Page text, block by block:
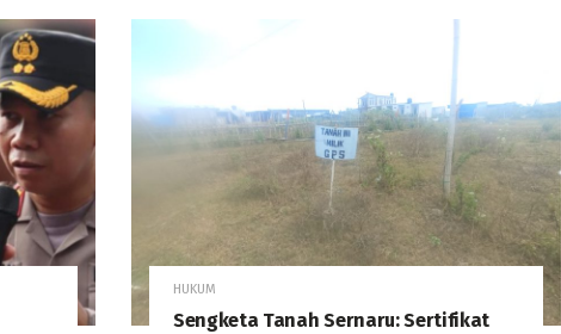
HUKUM
Sengketa Tanah Sernaru: Sertifikat